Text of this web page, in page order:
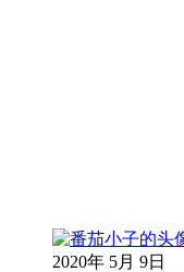
2020年 5月 9日